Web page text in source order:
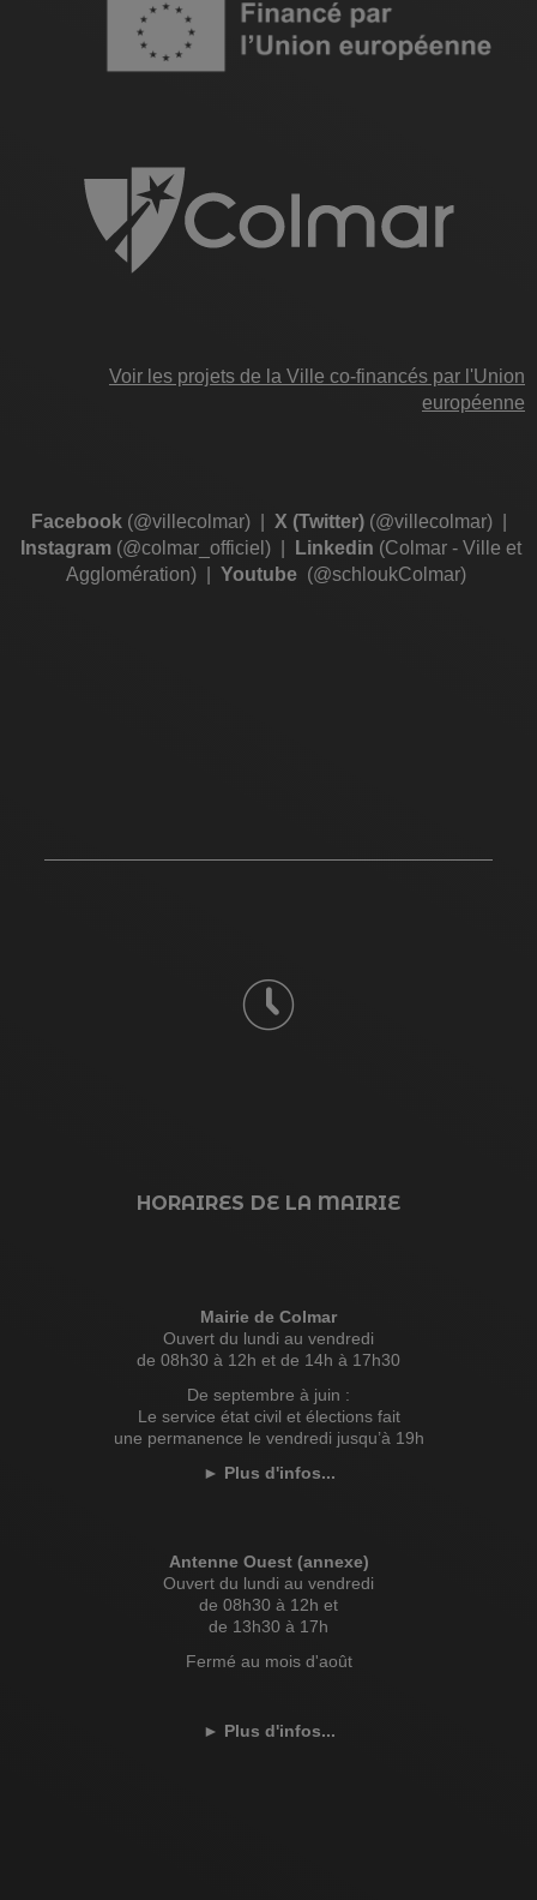
Voir les projets de la Ville co-financés par l'Union
européenne
Facebook(@villecolmar)| X (Twitter)(@villecolmar)|
Instagram (@colmar_officiel) Linkedin (Colmar - Ville et
Agglomération)
Youtube (@schloukColmar)
HORAIRES DE LA MAIRIE
Mairie de Colmar
Ouvert du lundi au vendredi
de 08h30 à 12h et de 14h à 17h30
De septembre à juin :
Le service état civil et élections fait
une permanence le vendredi jusqu’à 19h
► Plus d'infos...
Antenne Ouest (annexe)
Ouvert du lundi au vendredi
de 08h30 à 12h et
de 13h30 à 17h
Fermé au mois d'août
► Plus d'infos...